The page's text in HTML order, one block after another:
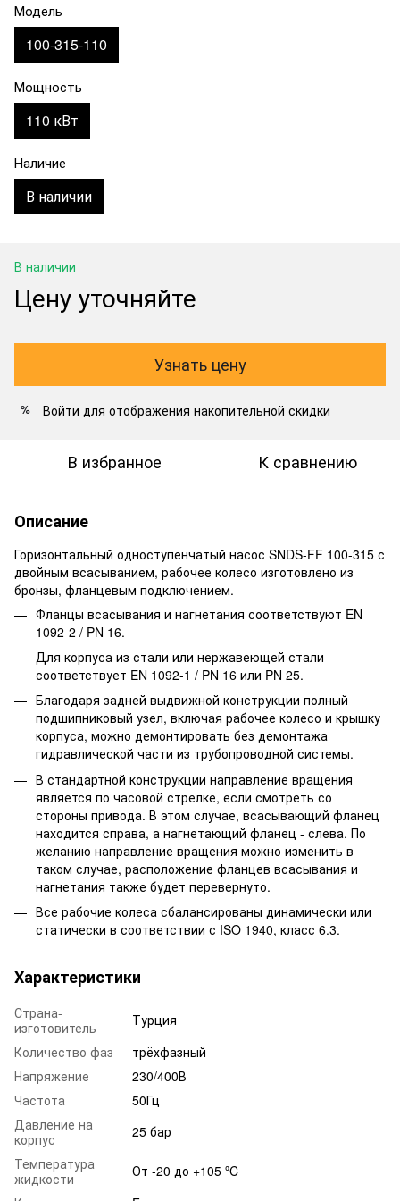
Модель
100-315-110
Мощность
110 кВт
Наличие
В наличии
В наличии
Цену уточняйте
Узнать цену
% Войти для отображения накопительной скидки
В избранное К сравнению
Описание
Горизонтальный одноступенчатый насос SNDS-FF 100-315 с
двойным всасыванием, рабочее колесо изготовлено из
бронзы, фланцевым подключением.
Фланцы всасывания и нагнетания соответствуют EN
1092-2 / PN 16.
Для корпуса из стали или нержавеющей стали
соответствует EN 1092-1 / PN 16 или PN 25.
Благодаря задней выдвижной конструкции полный
подшипниковый узел, включая рабочее колесо и крышку
корпуса, можно демонтировать без демонтажа
гидравлической части из трубопроводной системы.
В стандартной конструкции направление вращения
является по часовой стрелке, если смотреть со
стороны привода. В этом случае, всасывающий фланец
находится справа, а нагнетающий фланец - слева. По
желанию направление вращения можно изменить в
таком случае, расположение фланцев всасывания и
нагнетания также будет перевернуто.
Все рабочие колеса сбалансированы динамически или
статически в соответствии с ISO 1940, класс 6.3.
Характеристики
Страна-
изготовитель
Турция
Количество фаз
трёхфазный
Напряжение
230/400В
Частота
50Гц
Давление на
корпус
25 бар
Температура
жидкости
От -20 до +105 ºC